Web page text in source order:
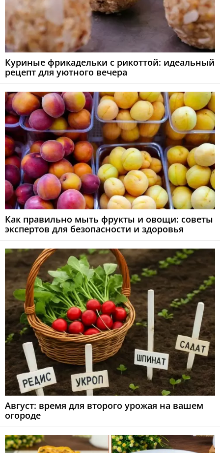
Куриные фрикадельки с рикоттой: идеальный
рецепт для уютного вечера
Как правильно мыть фрукты и овощи: советы
экспертов для безопасности и здоровья
Август: время для второго урожая на вашем
огороде